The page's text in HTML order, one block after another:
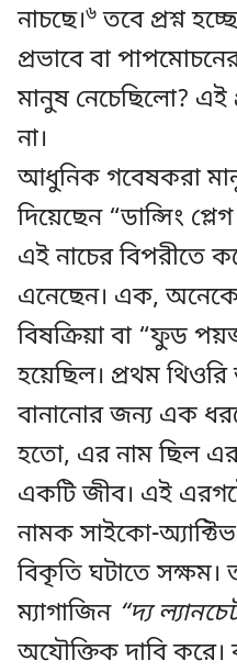
নাচছে।৬ তবে প্রশ্ন
প্রভাবে বা
মানুষ নেচেছিলো? এই
না।
আধুনিক গবেষকরা
দিয়েছেন “ডান্সিং
এই নাচের বিপরীতে
এনেছেন। এক,
বিষক্রিয়া বা “ফুড
হয়েছিল। প্রথম
বানানোর জন্য এক
হতো, এর নাম ছিল
একটি জীব। এই
নামক সাইকো-অ্যাক্টিভ
বিকৃতি ঘটাতে সক্ষম।
ম্যাগাজিন “দ্য
অযৌক্তিক দাবি করে।